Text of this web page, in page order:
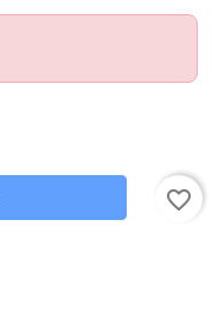
favorite_border